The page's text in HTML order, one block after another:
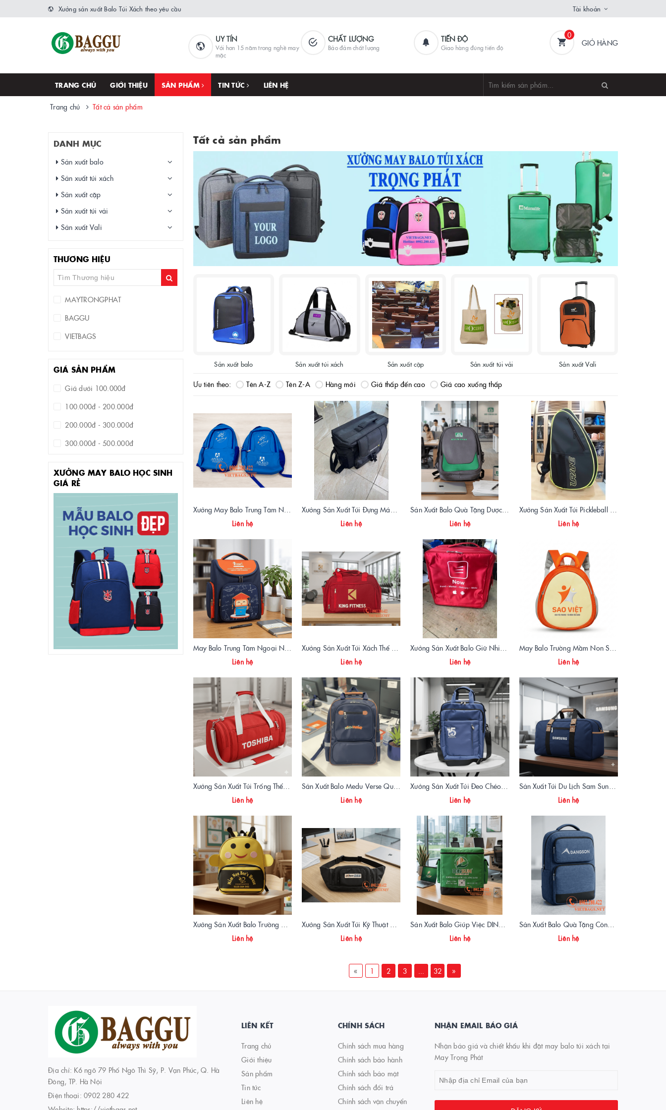
Xưởng sản xuất Balo Túi Xách theo yêu cầu Tài khoản
UY TÍN
Với hơn 15 năm trong nghề may
mặc
CHẤT LƯỢNG
Bảo đảm chất lượng
TIẾN ĐỘ
Giao hàng đúng tiến độ
0
GIỎ HÀNG
TRANG CHỦ GIỚI THIỆU SẢN PHẨM TIN TỨC LIÊN HỆ
Trang chủ Tất cả sản phẩm
Tất cả sản phẩm
Sản xuất balo Sản xuất túi xách Sản xuất cặp Sản xuất túi vải Sản xuất Vali
Ưu tiên theo: Tên A-Z Tên Z-A Hàng mới Giá thấp đến cao Giá cao xuống thấp
Liên hệ
Liên hệ
Liên hệ
Liên hệ
Liên hệ
Liên hệ
Liên hệ
Liên hệ
Liên hệ
Sản Xuất Balo Medu Verse Quà Tặng Công Ty FPT IS | Xưởng May Vietbags
Liên hệ
Liên hệ
Liên hệ
Liên hệ
Liên hệ
Liên hệ
Liên hệ
« 1 2 3 32 »
DANH MỤC
Sản xuất balo
Sản xuất túi xách
Sản xuất cặp
Sản xuất túi vải
Sản xuất Vali
THƯƠNG HIỆU
MAYTRONGPHAT
BAGGU
VIETBAGS
GIÁ SẢN PHẨM
Giá dưới 100.000đ
100.000đ - 200.000đ
200.000đ - 300.000đ
300.000đ - 500.000đ
Giá trên 1.000.000đ
XƯỞNG MAY BALO HỌC SINH
GIÁ RẺ
Địa chỉ: K6 ngõ 79 Phố Ngô Thì Sỹ, P. Vạn Phúc, Q. Hà
Đông, TP. Hà Nội
Điện thoại: 0902 280 422
LIÊN KẾT
Trang chủ
Giới thiệu
Sản phẩm
Tin tức
Liên hệ
CHÍNH SÁCH
Chính sách mua hàng
Chính sách bảo hành
Chính sách bảo mật
Chính sách đổi trả
Chính sách vận chuyển
NHẬN EMAIL BÁO GIÁ
Nhận báo giá và chiết khấu khi đặt may balo túi xách tại
May Trọng Phát